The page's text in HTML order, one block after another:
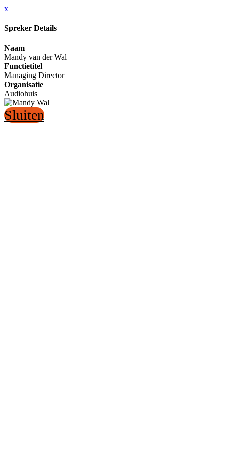
x
Spreker Details
Naam
Mandy van der Wal
Functietitel
Managing Director
Organisatie
Audiohuis
Sluiten